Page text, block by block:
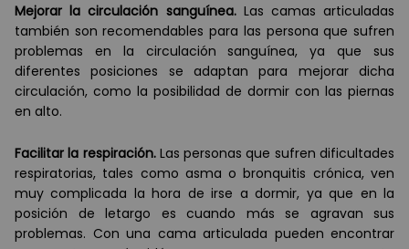
Mejorar la circulación sanguínea.Las camas articuladas
también son recomendables para las persona que sufren
problemas en la circulación sanguínea, ya que sus
diferentes posiciones se adaptan para mejorar dicha
circulación, como la posibilidad de dormir con las piernas
en alto.
Facilitar la respiración.Las personas que sufren dificultades
respiratorias, tales como asma o bronquitis crónica, ven
muy complicada la hora de irse a dormir, ya que en la
posición de letargo es cuando más se agravan sus
problemas. Con una cama articulada pueden encontrar